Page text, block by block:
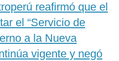
reafirmó que el
el “Servicio de
a la Nueva
vigente y negó